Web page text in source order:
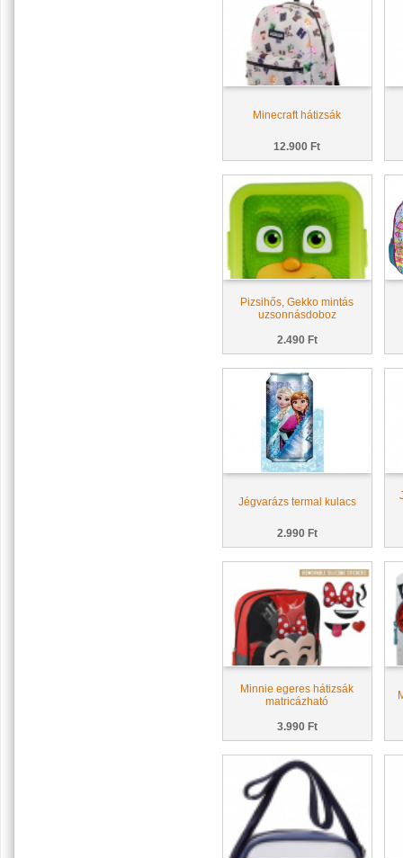
Minecraft hátizsák
12.900 Ft
Pizsihős, Gekko mintás
uzsonnásdoboz
2.490 Ft
Jégvarázs termal kulacs
2.990 Ft
Minnie egeres hátizsák
matricázható
3.990 Ft